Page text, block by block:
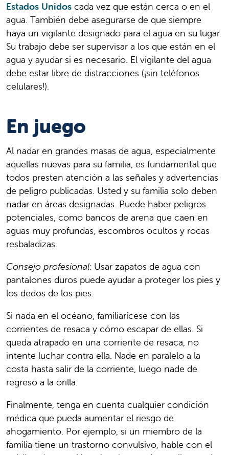
Estados Unidos cada vez que están cerca o en el
agua. También debe asegurarse de que siempre
haya un vigilante designado para el agua en su lugar.
Su trabajo debe ser supervisar a los que están en el
agua y ayudar si es necesario. El vigilante del agua
debe estar libre de distracciones (¡sin teléfonos
celulares!).
En juego
Al nadar en grandes masas de agua, especialmente
aquellas nuevas para su familia, es fundamental que
todos presten atención a las señales y advertencias
de peligro publicadas. Usted y su familia solo deben
nadar en áreas designadas. Puede haber peligros
potenciales, como bancos de arena que caen en
aguas muy profundas, escombros ocultos y rocas
resbaladizas.
Consejo profesional: Usar zapatos de agua con
pantalones duros puede ayudar a proteger los pies y
los dedos de los pies.
Si nada en el océano, familiarícese con las
corrientes de resaca y cómo escapar de ellas. Si
queda atrapado en una corriente de resaca, no
intente luchar contra ella. Nade en paralelo a la
costa hasta salir de la corriente, luego nade de
regreso a la orilla.
Finalmente, tenga en cuenta cualquier condición
médica que pueda aumentar el riesgo de
ahogamiento. Por ejemplo, si un miembro de la
familia tiene un trastorno convulsivo, hable con el